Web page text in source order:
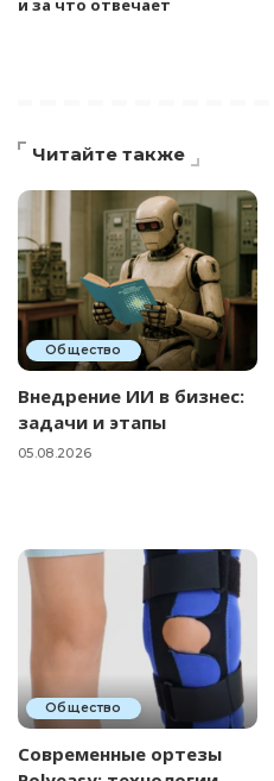
и за что отвечает
Читайте также
Общество
Внедрение ИИ в бизнес:
задачи и этапы
05.08.2026
Общество
Современные ортезы